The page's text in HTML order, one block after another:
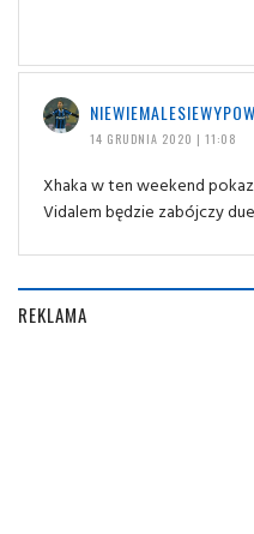
14 GRUDNIA 2020 | 11:08
Xhaka w ten weekend
Vidalem będzie zabójczy
REKLAMA